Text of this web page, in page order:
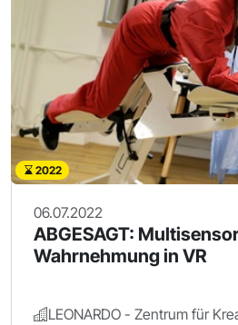
2022
06.07.2022
ABGESAGT:
Wahrnehmung in VR
LEONARDO - Zentrum für